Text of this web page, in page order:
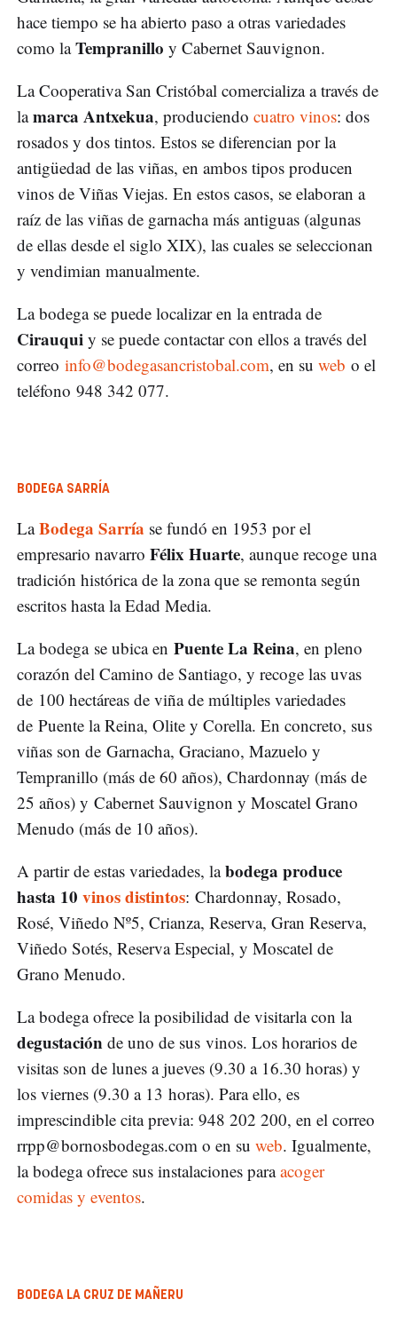
hace tiempo se ha abierto paso a otras variedades
como laTempranillo y Cabernet Sauvignon.
La Cooperativa San Cristóbal comercializa a través de
lamarca Antxekua, produciendo cuatro vinos: dos
rosados y dos tintos. Estos se diferencian por la
antigüedad de las viñas, en ambos tipos producen
vinos de Viñas Viejas. En estos casos, se elaboran a
raíz de las viñas de garnacha más antiguas (algunas
de ellas desde el siglo XIX), las cuales se seleccionan
y vendimian manualmente.
La bodega se puede localizar en la entrada de
Cirauqui y se puede contactar con ellos a través del
correo info@bodegasancristobal.com, en su web o el
teléfono 948 342 077.
BODEGA SARRÍA
LaBodega Sarría se fundó en 1953 por el
empresario navarro Félix Huarte, aunque recoge una
tradición histórica de la zona que se remonta según
escritos hasta la Edad Media.
La bodega se ubica en Puente La Reina, en pleno
corazón del Camino de Santiago, y recoge las uvas
de 100 hectáreas de viña de múltiples variedades
de Puente la Reina, Olite y Corella. En concreto, sus
viñas son de Garnacha, Graciano, Mazuelo y
Tempranillo (más de 60 años), Chardonnay (más de
25 años) y Cabernet Sauvignon y Moscatel Grano
Menudo (más de 10 años).
A partir de estas variedades, labodega produce
hasta 10 vinos distintos: Chardonnay, Rosado,
Rosé, Viñedo Nº5, Crianza, Reserva, Gran Reserva,
Viñedo Sotés, Reserva Especial, y Moscatel de
Grano Menudo.
La bodega ofrece la posibilidad de visitarla con la
degustación de uno de sus vinos. Los horarios de
visitas son de lunes a jueves (9.30 a 16.30 horas) y
los viernes (9.30 a 13 horas). Para ello, es
imprescindible cita previa: 948 202 200, en el correo
rrpp@bornosbodegas.com o en su web. Igualmente,
la bodega ofrece sus instalaciones paraacoger
comidas y eventos.
BODEGA LA CRUZ DE MAÑERU